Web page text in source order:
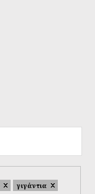
γιγάντια